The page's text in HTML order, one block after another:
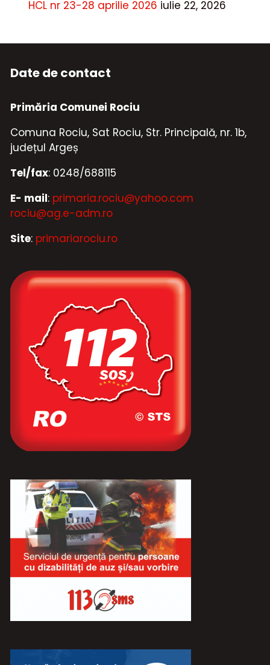
HCL nr 23-28 aprilie 2026 iulie 22, 2026
Date de contact
Primăria Comunei Rociu
Comuna Rociu, Sat Rociu, Str. Principală, nr. 1b,
județul Argeș
Tel/fax: 0248/688115
E- mail: primaria.rociu@yahoo.com
rociu@ag.e-adm.ro
Site: primariarociu.ro